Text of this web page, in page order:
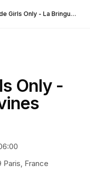
Before Pride Girls Only - La Bringue x Diivines LGBTQIA+
Only -
Paris, France